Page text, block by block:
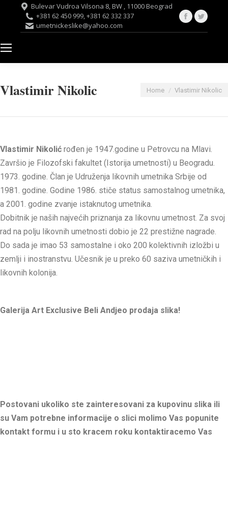
Bulevar Vudroa Vilsona 8, BW , 11000 Beograd
+381 62 450 999, +381 62 332 337
umetnickeslike@yahoo.com
Facebook
Vlastimir Nikolic You are here:
Home Vlastimir Nikolic
Vlastimir Nikolić rođen je 1947.godine u Petrovcu na Mlavi.
Završio je Filozofski fakultet (Istorija umetnosti) u Beogradu.
1973. godine. Član je Udruženja likovnih umetnika Srbije od
1981. godine. Godine 1986. stiče status samostalnog umetnika,
a 2001. godine zvanje istaknutog umetnika.
Dobitnik je naših najvećih priznanja za likovnu umetnost. Za svoj
rad na polju likovnih umetnosti dobio je 22 prestižne nagrade.
Do sada je imao 53 samostalne i oko 200 kolektivnih izložbi u
zemlji i inostranstvu. Učesnik je u preko 60 saziva umetničkih i
likovnih kolonija.
Galerija Art Exclusive Beli Andjeo prodaja slika!
Postovani ukoliko ste zainteresovani za kupovinu slika ili
su Vam potrebne informacije o slici molimo Vas popunite
kontakt formu i u sto kracem roku kontaktiracemo Vas